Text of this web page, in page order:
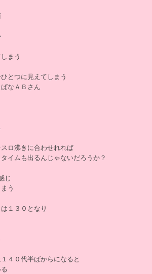
まう
とつに見えてしまう
なＡＢさん
ロ沸きに合わせれれば
イムも出るんじゃないだろうか？
じ
う
１３０となり
４０代半ばからになると